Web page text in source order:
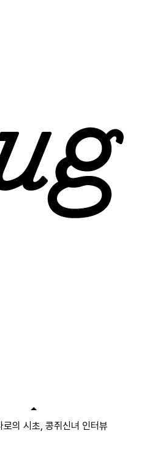
의 시초, 콩쥐신녀 인터뷰